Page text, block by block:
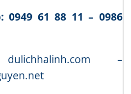
0949 61 88 11 – 0986
dulichhalinh.com –